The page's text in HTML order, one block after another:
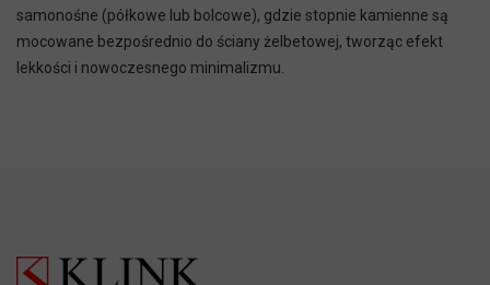
samonośne (półkowe lub bolcowe), gdzie stopnie kamienne są
mocowane bezpośrednio do ściany żelbetowej, tworząc efekt
lekkości i nowoczesnego minimalizmu.